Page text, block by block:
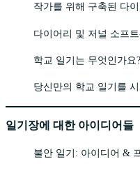
작가를 위해 구축된 다
다이어리 및 저널 소프
학교 일기는 무엇인가요?
당신만의 학교 일기를
일기장에 대한 아이디어들
불안 일기: 아이디어 &